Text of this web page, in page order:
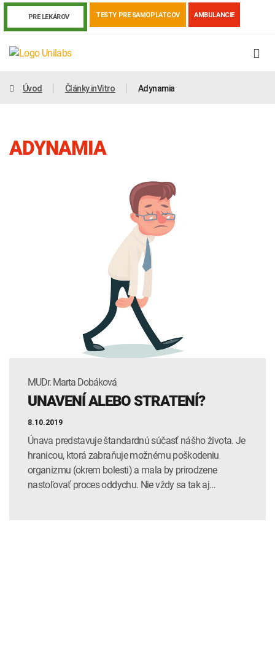
PRE LEKÁROV TESTY PRE SAMOPLATCOV AMBULANCIE
Žiadanky a tlačivá
Kortizol
INTOLERANCIA POTRAVÍN Lymská borelióza
Human papillomavirus (HPV)
Úvod Články inVitro Adynamia
ADYNAMIA
MUDr. Marta Dobáková
UNAVENÍ ALEBO STRATENÍ?
8.10.2019
Únava predstavuje štandardnú súčasť nášho života. Je
hranicou, ktorá zabraňuje možnému poškodeniu
organizmu (okrem bolesti) a mala by prirodzene
nastoľovať proces oddychu. Nie vždy sa tak aj…